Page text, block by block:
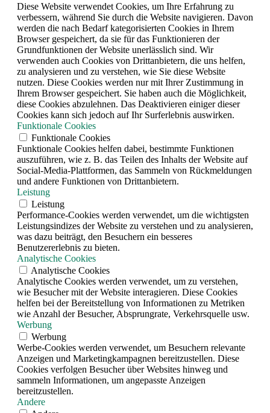
Diese Website verwendet Cookies, um Ihre Erfahrung zu
verbessern, während Sie durch die Website navigieren. Davon
werden die nach Bedarf kategorisierten Cookies in Ihrem
Browser gespeichert, da sie für das Funktionieren der
Grundfunktionen der Website unerlässlich sind. Wir
verwenden auch Cookies von Drittanbietern, die uns helfen,
zu analysieren und zu verstehen, wie Sie diese Website
nutzen. Diese Cookies werden nur mit Ihrer Zustimmung in
Ihrem Browser gespeichert. Sie haben auch die Möglichkeit,
diese Cookies abzulehnen. Das Deaktivieren einiger dieser
Cookies kann sich jedoch auf Ihr Surferlebnis auswirken.
Funktionale Cookies
Funktionale Cookies
Funktionale Cookies helfen dabei, bestimmte Funktionen
auszuführen, wie z. B. das Teilen des Inhalts der Website auf
Social-Media-Plattformen, das Sammeln von Rückmeldungen
und andere Funktionen von Drittanbietern.
Leistung
Leistung
Performance-Cookies werden verwendet, um die wichtigsten
Leistungsindizes der Website zu verstehen und zu analysieren,
was dazu beiträgt, den Besuchern ein besseres
Benutzererlebnis zu bieten.
Analytische Cookies
Analytische Cookies
Analytische Cookies werden verwendet, um zu verstehen,
wie Besucher mit der Website interagieren. Diese Cookies
helfen bei der Bereitstellung von Informationen zu Metriken
wie Anzahl der Besucher, Absprungrate, Verkehrsquelle usw.
Werbung
Werbung
Werbe-Cookies werden verwendet, um Besuchern relevante
Anzeigen und Marketingkampagnen bereitzustellen. Diese
Cookies verfolgen Besucher über Websites hinweg und
sammeln Informationen, um angepasste Anzeigen
bereitzustellen.
Andere